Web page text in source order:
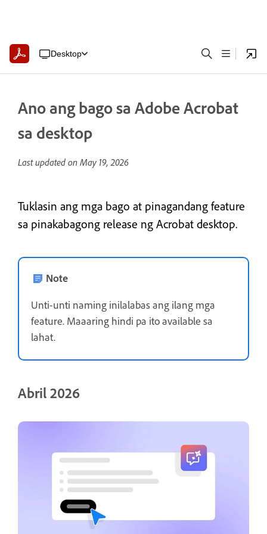
Desktop
Ano ang bago sa Adobe Acrobat
sa desktop
Last updated on May 19, 2026
Tuklasin ang mga bago at pinagandang feature
sa pinakabagong release ng Acrobat desktop.
Note
Unti-unti naming inilalabas ang ilang mga
feature. Maaaring hindi pa ito available sa
lahat.
Abril 2026